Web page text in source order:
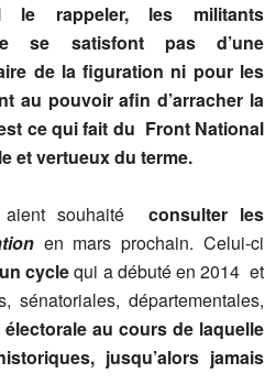
le rappeler, les militants
se satisfont pas d’une
de la figuration ni pour les
au pouvoir afin d’arracher la
ce qui fait du Front National
et vertueux du terme.
aient souhaitéconsulter les
en mars prochain. Celui-ci
cyclequi a débuté en 2014 et
départementales,
au cours de laquelle
jusqu’alors jamais